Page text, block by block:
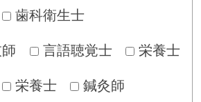
歯科衛生士
言語聴覚士 栄養士
栄養士 鍼灸師